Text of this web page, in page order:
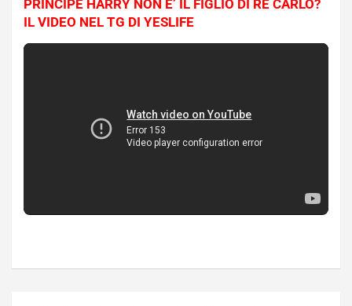
PRINCIPE HARRY NON E’ IL FIGLIO DI RE CARLO?
IL VIDEO NEL TG DI YESLIFE